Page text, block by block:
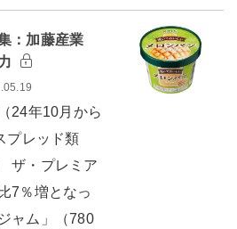
：加藤産業
24年10月から
プレッド類
ザ・プレミア
7％増となっ
ャム」（780